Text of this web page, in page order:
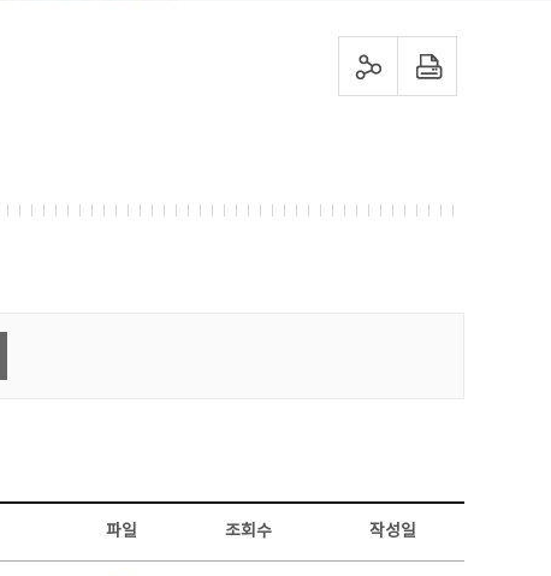
sns 공유하기 프린트하기
파일 조회수 작성일